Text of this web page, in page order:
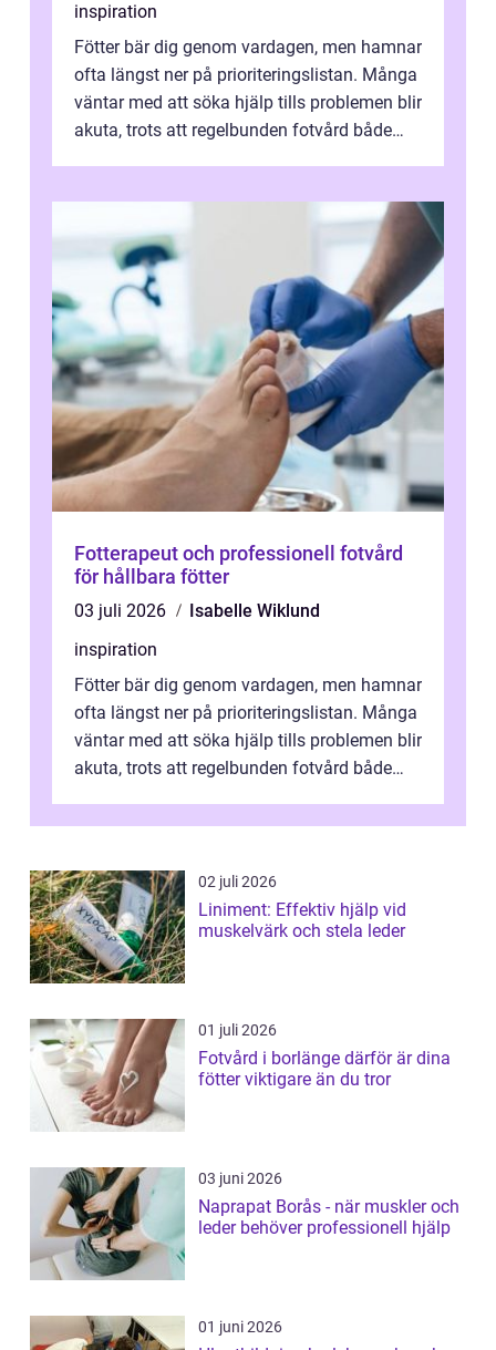
inspiration
Fötter bär dig genom vardagen, men hamnar
ofta längst ner på prioriteringslistan. Många
väntar med att söka hjälp tills problemen blir
akuta, trots att regelbunden fotvård både
Fotterapeut och professionell fotvård
för hållbara fötter
03 juli 2026
Isabelle Wiklund
inspiration
Fötter bär dig genom vardagen, men hamnar
ofta längst ner på prioriteringslistan. Många
väntar med att söka hjälp tills problemen blir
akuta, trots att regelbunden fotvård både
02 juli 2026
Liniment: Effektiv hjälp vid
muskelvärk och stela leder
01 juli 2026
Fotvård i borlänge därför är dina
fötter viktigare än du tror
03 juni 2026
Naprapat Borås - när muskler och
leder behöver professionell hjälp
01 juni 2026